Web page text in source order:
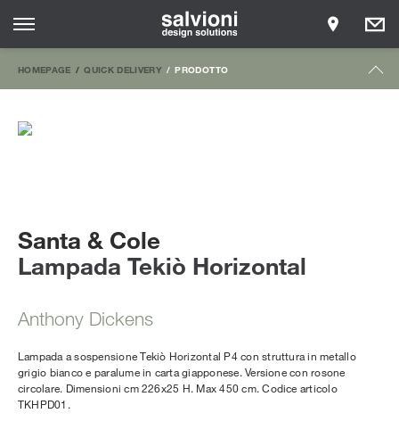
HOMEPAGE QUICK DELIVERY PRODOTTO
Lampada Tekiò Horizontal
Santa & Cole
Anthony Dickens
Lampada a sospensione Tekiò Horizontal P4 con struttura in metallo
grigio bianco e paralume in carta giapponese. Versione con rosone
circolare. Dimensioni cm 226x25 H. Max 450 cm. Codice articolo
TKHPD01.